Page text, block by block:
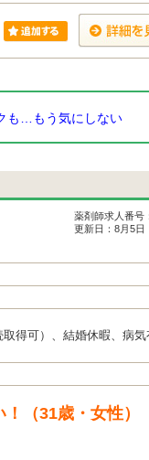
も…もう気にしない
薬剤師求人番号
更新日：8月5日
得可）、結婚休暇、病気
（31歳・女性）